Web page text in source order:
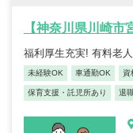
【神奈川県川崎市
福利厚生充実! 有料老
未経験OK 車通勤OK 資
保育支援・託児所あり 退